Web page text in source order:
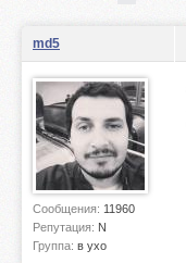
md5
Сообщения: 11960
Репутация: N
Группа: в ухо